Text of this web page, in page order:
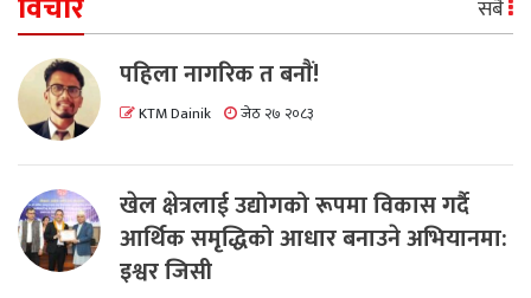
सबै
पहिला नागरिक त बनाैं!
KTM Dainik जेठ २७ २०८३
खेल क्षेत्रलाई उद्योगको रूपमा विकास गर्दै
आर्थिक समृद्धिको आधार बनाउने अभियानमा:
इश्वर जिसी